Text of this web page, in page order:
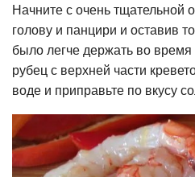
Начните с очень тщательной
голову и панцири и оставив
было легче держать во
рубец с верхней части
воде и приправьте по вкусу